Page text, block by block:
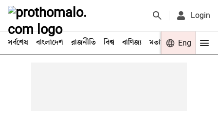
Login
সর্বশেষ বাংলাদেশ রাজনীতি বিশ্ব বাণিজ্য মতামত খেলা
Eng